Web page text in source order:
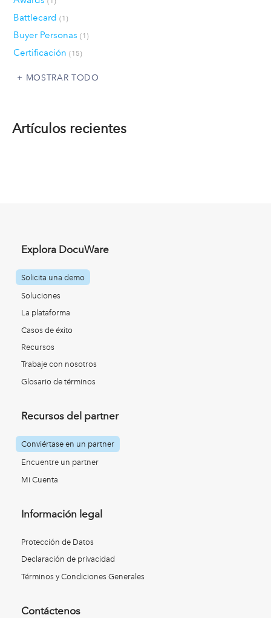
Battlecard (1)
Buyer Personas (1)
Certificación (15)
MOSTRAR TODO
Artículos recientes
Explora DocuWare
Solicita una demo
Soluciones
La plataforma
Casos de éxito
Recursos
Trabaje con nosotros
Glosario de términos
Recursos del partner
Conviértase en un partner
Encuentre un partner
Mi Cuenta
Información legal
Protección de Datos
Declaración de privacidad
Términos y Condiciones Generales
Contáctenos